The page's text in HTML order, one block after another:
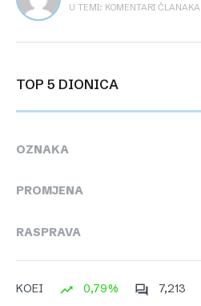
U TEMI: KOMENTARI ČLANAKA
TOP 5 DIONICA
OZNAKA
PROMJENA
RASPRAVA
KOEI 0,79% 7,213